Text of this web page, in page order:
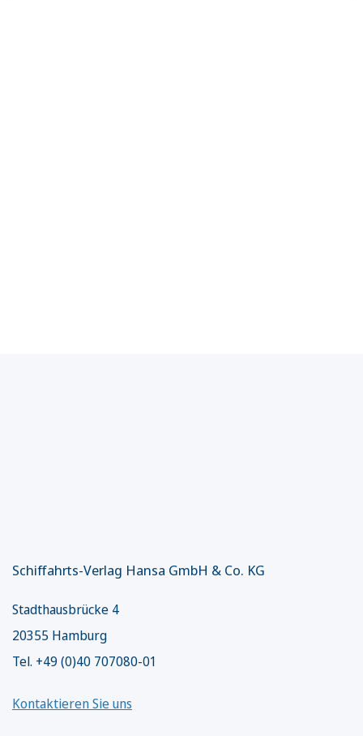
Schiffahrts-Verlag Hansa GmbH & Co. KG
Stadthausbrücke 4
20355 Hamburg
Tel. +49 (0)40 707080-01
Kontaktieren Sie uns